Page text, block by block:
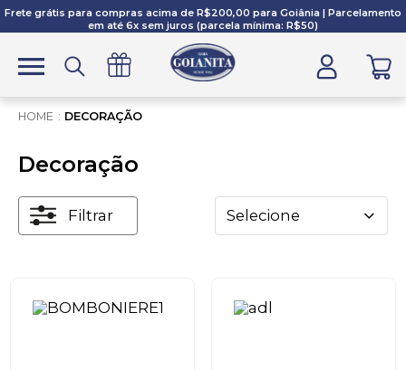
Frete grátis para compras acima de R$200,00 para Goiânia | Parcelamento
em até 6x sem juros (parcela mínima: R$50)
DECORAÇÃO
Decoração
Filtrar Selecione